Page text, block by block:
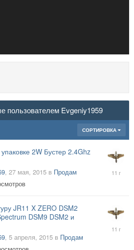
пользователем Evgeniy1959
СОРТИРОВКА
2W Бустер 2.4Ghz
, 27 мая, 2015 в Продам
15
июля,
JR11 X ZERO DSM2
DSM9 DSM2 и
, 5 апреля, 2015 в Продам
23
июня,